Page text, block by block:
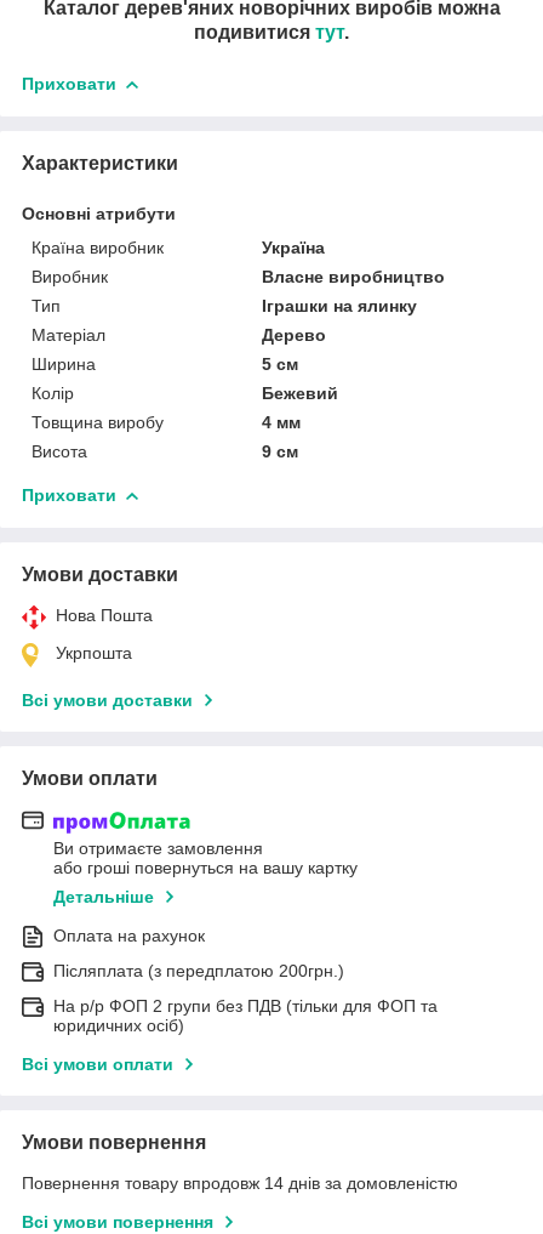
Каталог дерев'яних новорічних виробів можна
подивитися тут.
Приховати
Характеристики
Основні атрибути
Країна виробник
Україна
Виробник
Власне виробництво
Тип
Іграшки на ялинку
Матеріал
Дерево
Ширина
5 см
Колір
Бежевий
Товщина виробу
4 мм
Висота
9 см
Приховати
Умови доставки
Нова Пошта
Укрпошта
Всі умови доставки
Умови оплати
Ви отримаєте замовлення
або гроші повернуться на вашу картку
Детальніше
Оплата на рахунок
Післяплата (з передплатою 200грн.)
На р/р ФОП 2 групи без ПДВ (тільки для ФОП та
юридичних осіб)
Всі умови оплати
Умови повернення
Повернення товару впродовж 14 днів за домовленістю
Всі умови повернення